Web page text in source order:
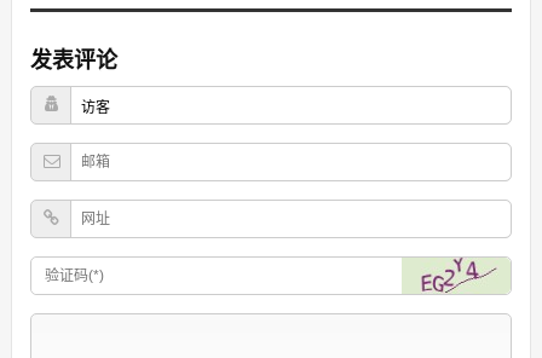
发表评论